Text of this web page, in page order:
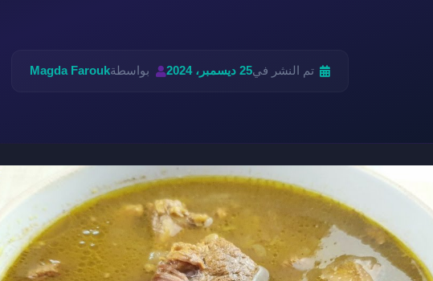
تم النشر في25 ديسمبر، 2024 بواسطةMagda Farouk